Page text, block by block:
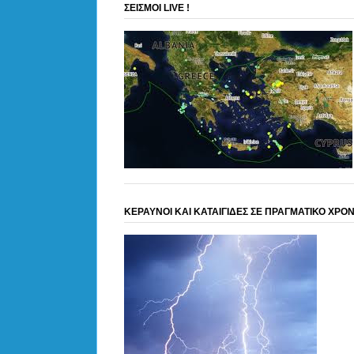
ΣΕΙΣΜΟΙ LIVE !
ΚΕΡΑΥΝΟΙ ΚΑΙ ΚΑΤΑΙΓΙΔΕΣ ΣΕ ΠΡΑΓΜΑΤΙΚΟ